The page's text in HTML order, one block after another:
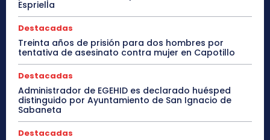
Espriella
Destacadas
Treinta años de prisión para dos hombres por
tentativa de asesinato contra mujer en Capotillo
Destacadas
Administrador de EGEHID es declarado huésped
distinguido por Ayuntamiento de San Ignacio de
Sabaneta
Destacadas